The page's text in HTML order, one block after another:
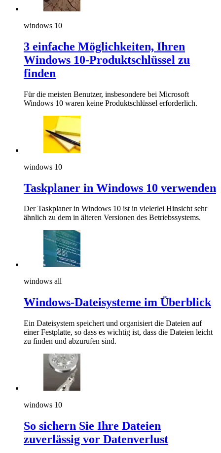
windows 10
3 einfache Möglichkeiten, Ihren
Windows 10-Produktschlüssel zu
finden
Für die meisten Benutzer, insbesondere bei Microsoft
Windows 10 waren keine Produktschlüssel erforderlich.
windows 10
Taskplaner in Windows 10 verwenden
Der Taskplaner in Windows 10 ist in vielerlei Hinsicht sehr
ähnlich zu dem in älteren Versionen des Betriebssystems.
windows all
Windows-Dateisysteme im Überblick
Ein Dateisystem speichert und organisiert die Dateien auf
einer Festplatte, so dass es wichtig ist, dass die Dateien leicht
zu finden und abzurufen sind.
windows 10
So sichern Sie Ihre Dateien
zuverlässig vor Datenverlust